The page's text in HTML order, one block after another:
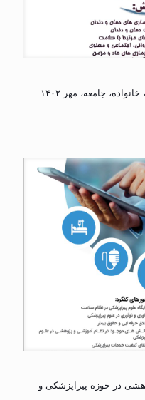
جامعه، مهر ۱۴۰۲
در حوزه پيراپزشكی و